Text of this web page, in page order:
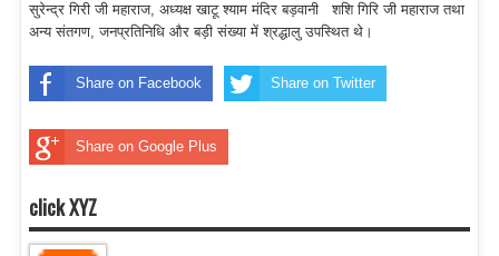
सुरेन्द्र गिरी जी महाराज, अध्यक्ष खाटू श्याम मंदिर बड़वानी शशि गिरि जी महाराज तथा
अन्य संतगण, जनप्रतिनिधि और बड़ी संख्या में श्रद्धालु उपस्थित थे।
Share on Facebook Share on Twitter
Share on Google Plus
click XYZ